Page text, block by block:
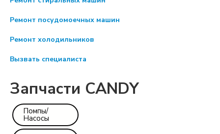
Ремонт посудомоечных машин
Ремонт холодильников
Вызвать специалиста
Запчасти CANDY
Помпы/
Насосы